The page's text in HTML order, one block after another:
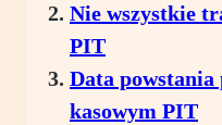
Nie wszystkie
PIT
Data
kasowym PIT